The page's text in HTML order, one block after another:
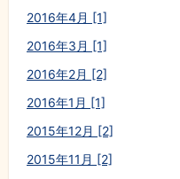
2016年4月 [1]
2016年3月 [1]
2016年2月 [2]
2016年1月 [1]
2015年12月 [2]
2015年11月 [2]